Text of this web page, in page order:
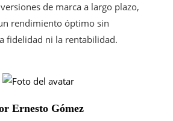
de marca a largo plazo,
rendimiento óptimo sin
fidelidad ni la rentabilidad.
Ernesto Gómez